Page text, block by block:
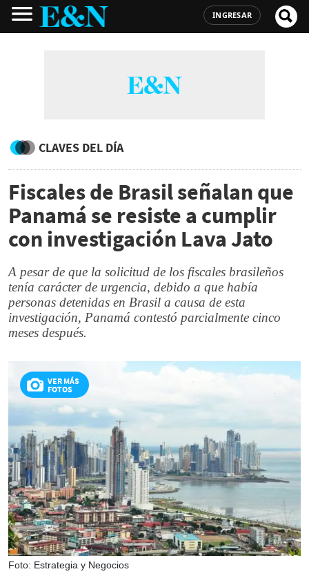
INGRESAR
CLAVES DEL DÍA
Fiscales de Brasil señalan que
Panamá se resiste a cumplir
con investigación Lava Jato
A pesar de que la solicitud de los fiscales brasileños
tenía carácter de urgencia, debido a que había
personas detenidas en Brasil a causa de esta
investigación, Panamá contestó parcialmente cinco
meses después.
VER MÁS
FOTOS
Foto: Estrategia y Negocios